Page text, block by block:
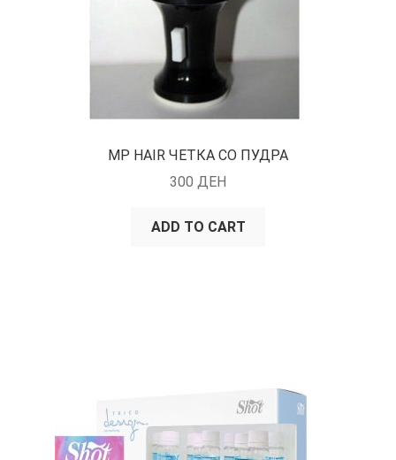
MP HAIR ЧЕТКА СО ПУДРА
300 ДЕН
ADD TO CART